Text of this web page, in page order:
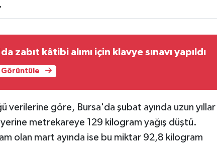
zabıt kâtibi alımı için klavye sınavı yapıldı
Görüntüle
verilerine göre, Bursa'da şubat ayında uzun yıllar
metrekareye 129 kilogram yağış düştü.
olan mart ayında ise bu miktar 92,8 kilogram